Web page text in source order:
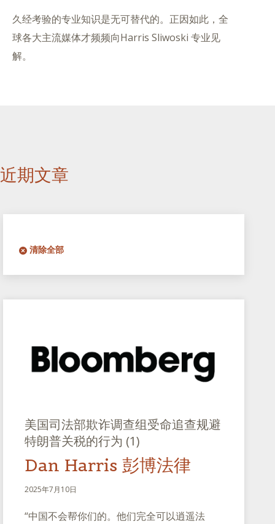
久经考验的专业知识是无可替代的。正因如此，全
球各大主流媒体才频频向Harris Sliwoski 专业见
解。
近期文章
美国司法部欺诈调查组受命追查规避
特朗普关税的行为 (1)
Dan Harris 彭博法律
2025年7月10日
“中国不会帮你们的。他们完全可以逍遥法
清除全部